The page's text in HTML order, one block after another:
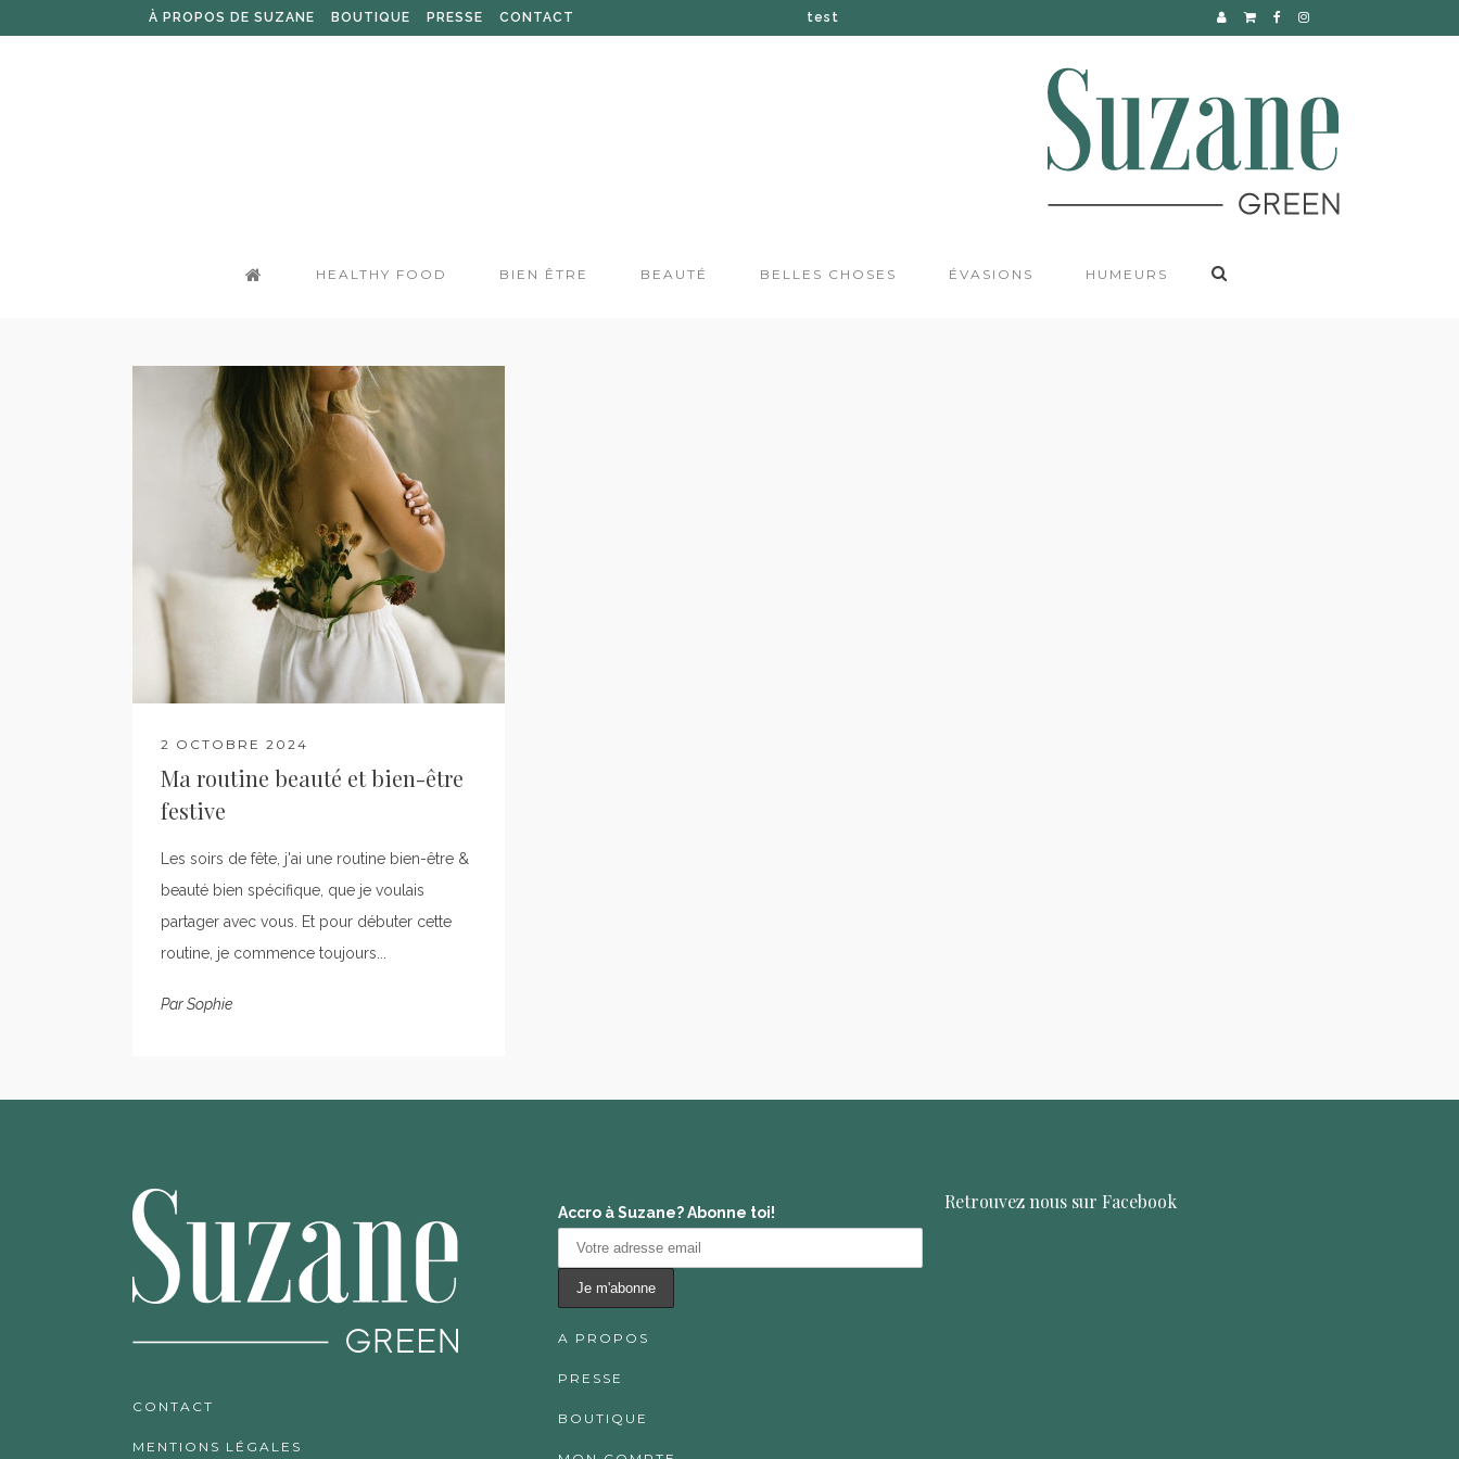
À PROPOS DE SUZANE BOUTIQUE PRESSE CONTACT test
HEALTHY FOOD BIEN ÊTRE BEAUTÉ BELLES CHOSES ÉVASIONS HUMEURS
2 OCTOBRE 2024
Ma routine beauté et bien-être
festive
Les soirs de fête, j'ai une routine bien-être &
beauté bien spécifique, que je voulais
partager avec vous. Et pour débuter cette
routine, je commence toujours...
ParSophie
CONTACT
MENTIONS LÉGALES
Accro à Suzane? Abonne toi!
A PROPOS
PRESSE
BOUTIQUE
Retrouvez nous sur Facebook